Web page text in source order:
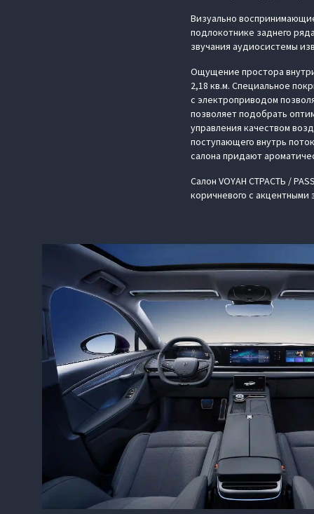
Визуально
подлокотнике заднего
звучания аудиосистемы
Ощущение простора
2,18 кв.м. Специальное
с электроприводом
позволяет подобрать
управления качеством
поступающего внутрь
салона придают
Салон VOYAH СТРАСТЬ /
коричневого с акцентными